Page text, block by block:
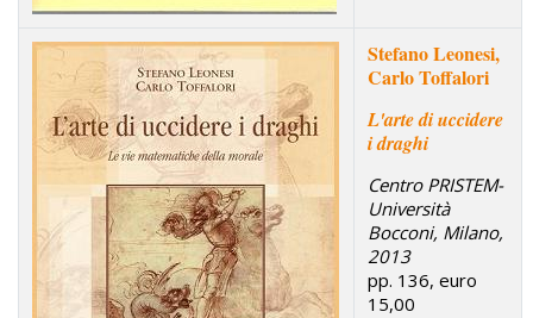
Stefano Leonesi,
Carlo Toffalori
L'arte di uccidere
i draghi
Centro PRISTEM-
Università
Bocconi, Milano,
2013
pp. 136, euro
15,00